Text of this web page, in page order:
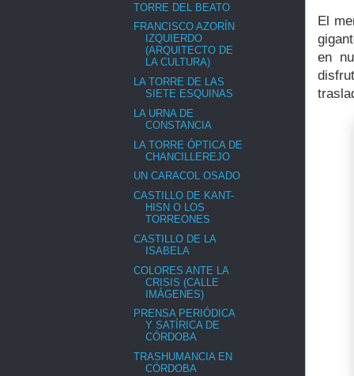
El
en
TORRE DEL BEATO
FRANCISCO AZORÍN
IZQUIERDO
(ARQUITECTO DE
LA CULTURA)
LA TORRE DE LAS
SIETE ESQUINAS
LA URNA DE
CONSTANCIA
LA TORRE ÓPTICA DE
CHANCILLEREJO
UN CARACOL OSADO
CASTILLO DE KANT-
HISN O LOS
TORREONES
CASTILLO DE LA
ISABELA
COLORES ANTE LA
CRISIS (CALLE
IMÁGENES)
PRENSA PERIÓDICA
Y SATÍRICA DE
CÓRDOBA
TRASHUMANCIA EN
CÓRDOBA